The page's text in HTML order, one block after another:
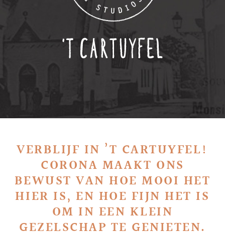
VERBLIJF IN ’T CARTUYFEL!
CORONA MAAKT ONS
BEWUST VAN HOE MOOI HET
HIER IS, EN HOE FIJN HET IS
OM IN EEN KLEIN
GEZELSCHAP TE GENIETEN.